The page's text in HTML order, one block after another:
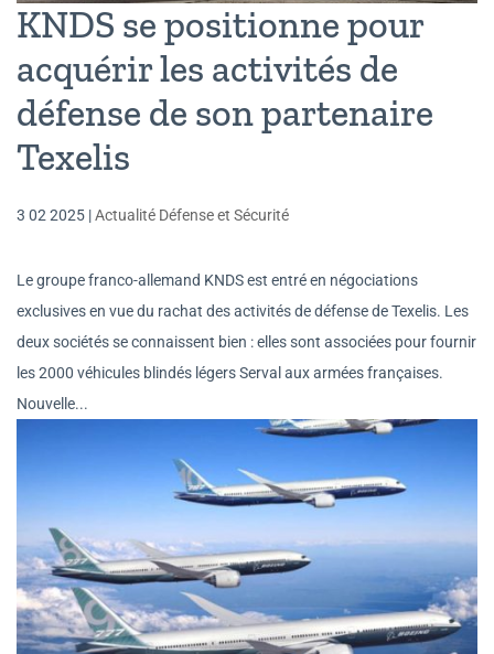
KNDS se positionne pour
acquérir les activités de
défense de son partenaire
Texelis
3 02 2025 |Actualité Défense et Sécurité
Le groupe franco-allemand KNDS est entré en négociations
exclusives en vue du rachat des activités de défense de Texelis. Les
deux sociétés se connaissent bien : elles sont associées pour fournir
les 2000 véhicules blindés légers Serval aux armées françaises.
Nouvelle...